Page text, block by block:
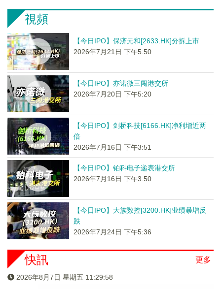
視頻
【今日IPO】保济元和[2633.HK]分拆上市
2026年7月21日 下午5:50
【今日IPO】亦诺微三闯港交所
2026年7月20日 下午5:20
【今日IPO】剑桥科技[6166.HK]净利增近两
倍
2026年7月16日 下午3:51
【今日IPO】铂科电子递表港交所
2026年7月16日 下午3:50
【今日IPO】大族数控[3200.HK]业绩暴增反
跌
2026年7月24日 下午5:36
更多
快訊
2026年8月7日 星期五 11:29:59